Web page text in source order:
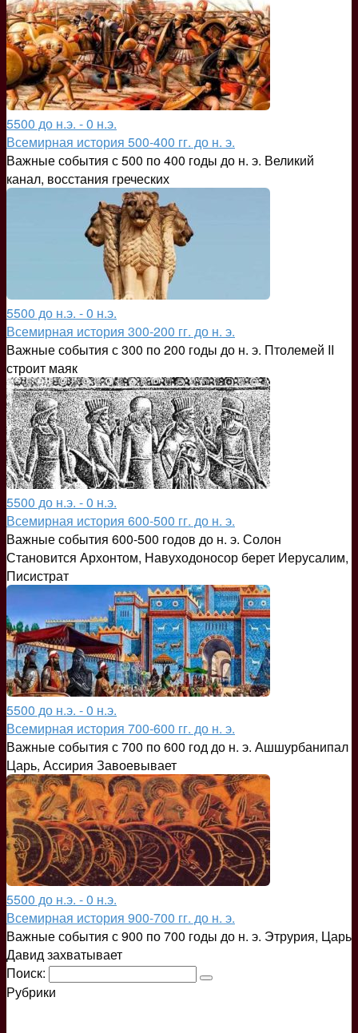
5500 до н.э. - 0 н.э.
Всемирная история 500-400 гг. до н. э.
Важные события с 500 по 400 годы до н. э. Великий
канал, восстания греческих
5500 до н.э. - 0 н.э.
Всемирная история 300-200 гг. до н. э.
Важные события с 300 по 200 годы до н. э. Птолемей II
строит маяк
5500 до н.э. - 0 н.э.
Всемирная история 600-500 гг. до н. э.
Важные события 600-500 годов до н. э. Солон
Становится Архонтом, Навуходоносор берет Иерусалим,
Писистрат
5500 до н.э. - 0 н.э.
Всемирная история 700-600 гг. до н. э.
Важные события с 700 по 600 год до н. э. Ашшурбанипал
Царь, Ассирия Завоевывает
5500 до н.э. - 0 н.э.
Всемирная история 900-700 гг. до н. э.
Важные события с 900 по 700 годы до н. э. Этрурия, Царь
Давид захватывает
Поиск:
Рубрики